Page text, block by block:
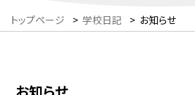
トップページ > 学校日記 > お知らせ